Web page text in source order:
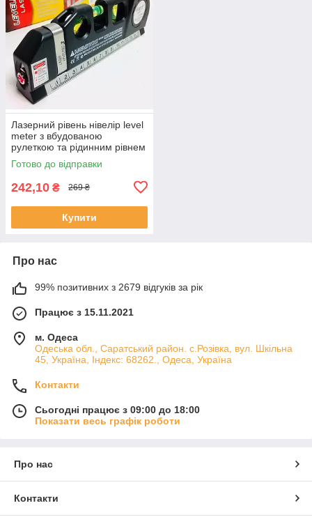
Лазерний рівень нівелір level
meter з вбудованою
рулеткою та рідинним рівнем
urb + (подарунок 3
батарейки)
Готово до відправки
242,10 ₴ 269 ₴
Купити
Про нас
99% позитивних з 2679 відгуків за рік
Працює з 15.11.2021
м. Одеса
Одеська обл., Саратський район. с.Розівка, вул. Шкільна
45, Україна, Індекс: 68262., Одеса, Україна
Контакти
Сьогодні працює з 09:00 до 18:00
Показати весь графік роботи
Про нас
Контакти